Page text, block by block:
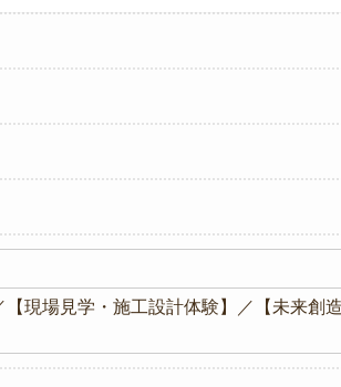
【現場見学・施工設計体験】／【未来創